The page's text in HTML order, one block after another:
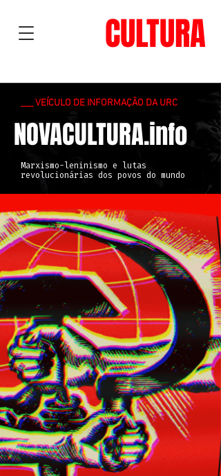
CULTURA
___ VEÍCULO DE INFORMAÇÃO DA URC
NOVACULTURA.info
Marxismo-leninismo e lutas
revolucionárias dos povos do mundo